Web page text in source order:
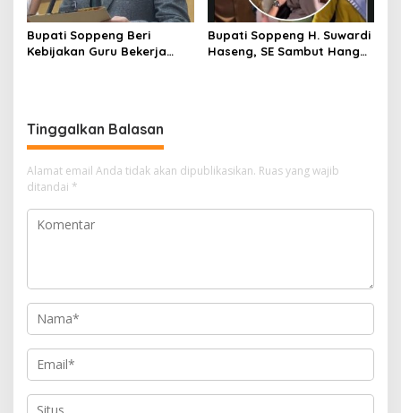
Bupati Soppeng Beri
Kebijakan Guru Bekerja
Bupati Soppeng H. Suwardi
Haseng, SE Sambut Hangat
Tinggalkan Balasan
Alamat email Anda tidak akan dipublikasikan. Ruas yang wajib
ditandai *